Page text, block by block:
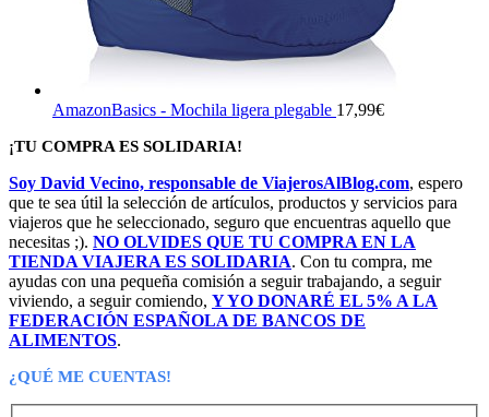
AmazonBasics - Mochila ligera plegable 17,99€
¡TU COMPRA ES SOLIDARIA!
Soy David Vecino, responsable de ViajerosAlBlog.com, espero
que te sea útil la selección de artículos, productos y servicios para
viajeros que he seleccionado, seguro que encuentras aquello que
necesitas ;). NO OLVIDES QUE TU COMPRA EN LA
TIENDA VIAJERA ES SOLIDARIA. Con tu compra, me
ayudas con una pequeña comisión a seguir trabajando, a seguir
viviendo, a seguir comiendo, Y YO DONARÉ EL 5% A LA
FEDERACIÓN ESPAÑOLA DE BANCOS DE
ALIMENTOS.
¿QUÉ ME CUENTAS!